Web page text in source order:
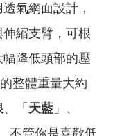
氣網面設計，
縮支臂，可根
降低頭部的壓
的整體重量大約
、「 天藍 」、